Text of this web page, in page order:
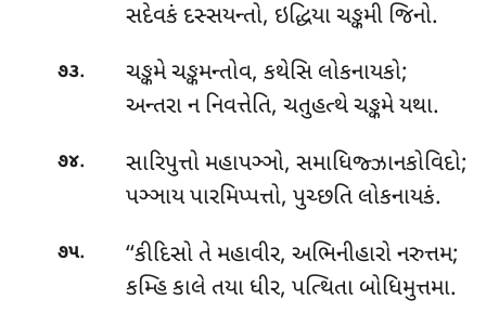
સદેવકં દસ્સયન્તો, ઇદ્ધિયા ચઙ્કમી જિનો.
૭૩.
ચઙ્કમે ચઙ્કમન્તોવ, કથેસિ લોકનાયકો;
અન્તરા ન નિવત્તેતિ, ચતુહત્થે ચઙ્કમે યથા.
૭૪. સારિપુત્તો મહાપઞ્ઞો, સમાધિજ્ઝાનકોવિદો;
પઞ્ઞાય પારમિપ્પત્તો, પુચ્છતિ લોકનાયકં.
૭૫.
‘‘કીદિસો તે મહાવીર, અભિનીહારો નરુત્તમ;
કમ્હિ કાલે તયા ધીર, પત્થિતા બોધિમુત્તમા.